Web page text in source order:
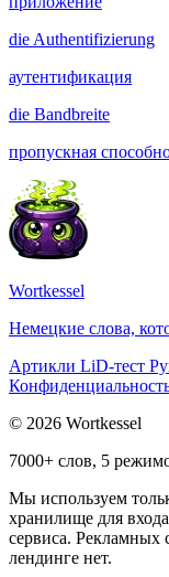
die Authentifizierung
аутентификация
die Bandbreite
пропускная
Wortkessel
Немецкие слова,
Артикли LiD-тест
© 2026 Wortkessel
7000+ слов, 5
Мы используем
хранилище для
сервиса. Рекламных
лендинге нет.